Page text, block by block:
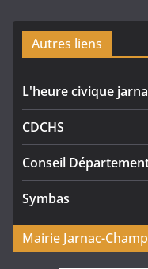
Autres liens
L'heure civique
CDCHS
Conseil
Symbas
Mairie Jarnac-